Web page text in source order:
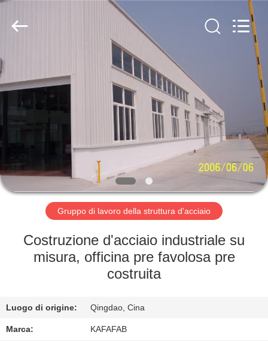
CASA.
PRODOTTI
VIDEO
SPETTACOLO
VR
CHI
SIAMO
ALLA
FABBRICA
Fabrication
Reserved.
Gruppo di lavoro della struttura d'acciaio
Costruzione d'acciaio industriale su
misura, officina pre favolosa pre
costruita
Luogo di origine: Qingdao, Cina
Marca: KAFAFAB